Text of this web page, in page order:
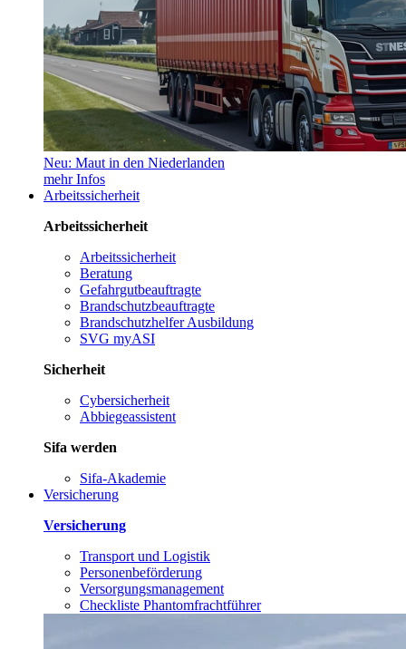
Neu: Maut in den Niederlanden
mehr Infos
Arbeitssicherheit
Arbeitssicherheit
Arbeitssicherheit
Beratung
Gefahrgutbeauftragte
Brandschutzbeauftragte
Brandschutzhelfer Ausbildung
SVG myASI
Sicherheit
Cybersicherheit
Abbiegeassistent
Sifa werden
Sifa-Akademie
Versicherung
Versicherung
Transport und Logistik
Personenbeförderung
Versorgungsmanagement
Checkliste Phantomfrachtführer